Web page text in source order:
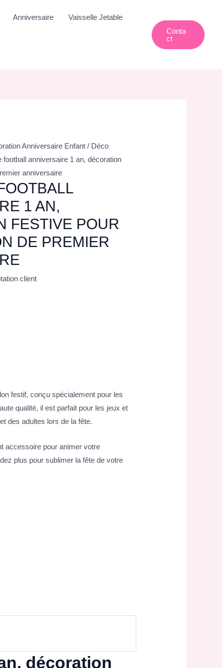
Anniversaire
Vaisselle Jetable
Conta
Ct
Anniversaire Enfant / Déco
football anniversaire 1 an, décoration
anniversaire
1 AN,
FESTIVE POUR
DE PREMIER
client
festif, conçu spécialement pour les
qualité, il est parfait pour les jeux et
des adultes lors de la fête.
accessoire pour animer votre
plus pour sublimer la fête de votre
décoration